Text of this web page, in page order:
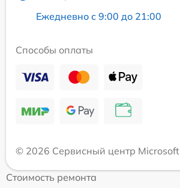
Ежедневно с 9:00 до 21:00
Способы оплаты
© 2026 Сервисный центр Microsoft
Стоимость ремонта